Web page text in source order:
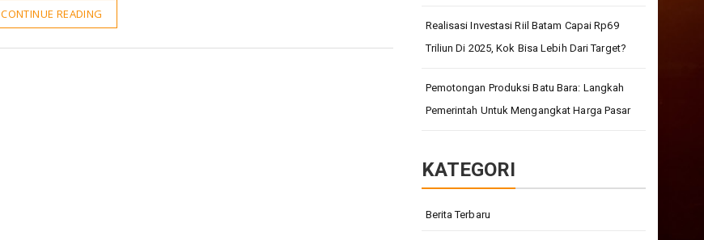
CONTINUE READING
Realisasi Investasi Riil Batam Capai Rp69
Triliun Di 2025, Kok Bisa Lebih Dari Target?
Pemotongan Produksi Batu Bara: Langkah
Pemerintah Untuk Mengangkat Harga Pasar
KATEGORI
Berita Terbaru